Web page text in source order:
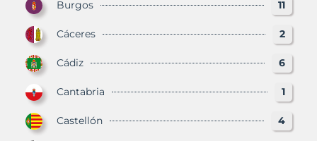
Burgos 11
Cáceres 2
Cádiz 6
Cantabria 1
Castellón 4